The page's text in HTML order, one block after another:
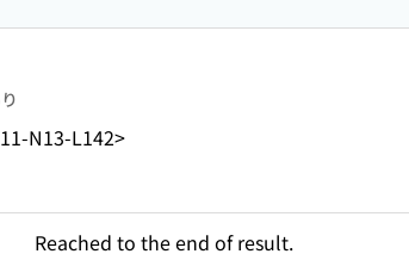
N13-L142>
Reached to the end of result.